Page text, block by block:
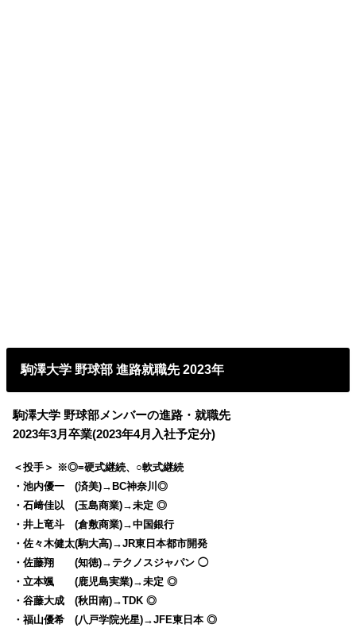
駒澤大学 野球部 進路就職先 2023年
駒澤大学 野球部メンバーの進路・就職先
2023年3月卒業(2023年4月入社予定分)
＜投手＞ ※◎=硬式継続、○軟式継続
・池内優一 (済美)→BC神奈川◎
・石﨑佳以 (玉島商業)→未定 ◎
・井上竜斗 (倉敷商業)→中国銀行
・佐々木健太(駒大高)→JR東日本都市開発
・佐藤翔 (知徳)→テクノスジャパン ◯
・立本颯 (鹿児島実業)→未定 ◎
・谷藤大成 (秋田南)→TDK ◎
・福山優希 (八戸学院光星)→JFE東日本 ◎